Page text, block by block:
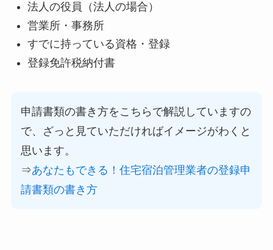
法人の役員（法人の場合）
営業所・事務所
すでに持っている資格・登録
登録免許税納付書
申請書類の書き方をこちらで解説していますの
で、ざっと見ていただければイメージがわくと
思います。
⇒あなたもできる！住宅宿泊管理業者の登録申
請書類の書き方